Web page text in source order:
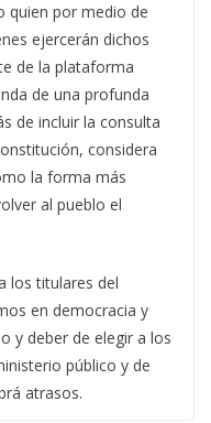
quien por medio de
ejercerán dichos
de la plataforma
de una profunda
de incluir la consulta
considera
la forma más
al pueblo el
los titulares del
en democracia y
y deber de elegir a los
público y de
atrasos.